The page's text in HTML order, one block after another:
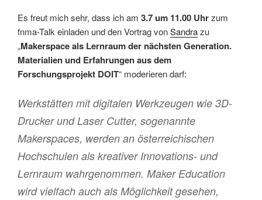
Es freut mich sehr, dass ich am 3.7 um 11.00 Uhrzum
fnma-Talk einladen und den Vortrag vonSandrazu
„Makerspace als Lernraum der nächsten Generation.
Materialien und Erfahrungen aus dem
Forschungsprojekt DOIT“ moderieren darf:
Werkstätten mit digitalen Werkzeugen wie 3D-
Drucker und Laser Cutter, sogenannte
Makerspaces, werden an österreichischen
Hochschulen als kreativer Innovations- und
Lernraum wahrgenommen. Maker Education
wird vielfach auch als Möglichkeit gesehen,